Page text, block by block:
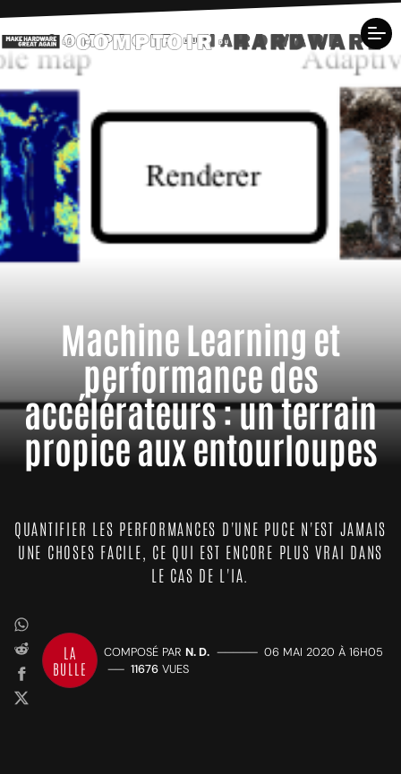
Machine Learning et
performance des
accélérateurs : un terrain
propice aux entourloupes
QUANTIFIER LES PERFORMANCES D'UNE PUCE N'EST JAMAIS
UNE CHOSES FACILE, CE QUI EST ENCORE PLUS VRAI DANS
LE CAS DE L'IA.
LA
BULLE
COMPOSÉ PAR N. D. ————— 06 MAI 2020 À 16H05
—— 11676 VUES